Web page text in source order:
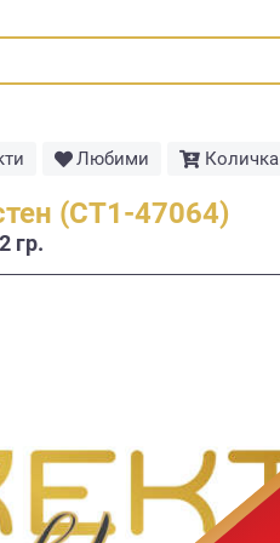
Любими Количка
(СТ1-47064)
гр.